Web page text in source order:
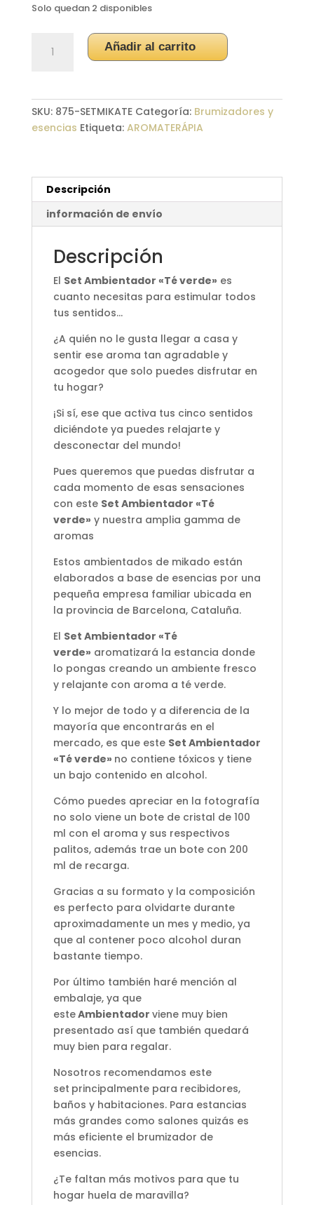
Solo quedan 2 disponibles
Ambientador
cantidad
Añadir al carrito
SKU: 875-SETMIKATE Categoría: Brumizadores y
esencias Etiqueta: AROMATERÁPIA
Descripción
información de envío
Descripción
El Set Ambientador «Té verde» es
cuanto necesitas para estimular todos
tus sentidos…
¿A quién no le gusta llegar a casa y
sentir ese aroma tan agradable y
acogedor que solo puedes disfrutar en
tu hogar?
¡Si sí, ese que activa tus cinco sentidos
diciéndote ya puedes relajarte y
desconectar del mundo!
Pues queremos que puedas disfrutar a
cada momento de esas sensaciones
con este Set Ambientador «Té
verde» y nuestra amplia gamma de
aromas
Estos ambientados de mikado están
elaborados a base de esencias por una
pequeña empresa familiar ubicada en
la provincia de Barcelona, Cataluña.
El Set Ambientador «Té
verde» aromatizará la estancia donde
lo pongas creando un ambiente fresco
y relajante con aroma a té verde.
Y lo mejor de todo y a diferencia de la
mayoría que encontrarás en el
mercado, es que este Set Ambientador
«Té verde» no contiene tóxicos y tiene
un bajo contenido en alcohol.
Cómo puedes apreciar en la fotografía
no solo viene un bote de cristal de 100
ml con el aroma y sus respectivos
palitos, además trae un bote con 200
ml de recarga.
Gracias a su formato y la composición
es perfecto para olvidarte durante
aproximadamente un mes y medio, ya
que al contener poco alcohol duran
bastante tiempo.
Por último también haré mención al
embalaje, ya que
esteAmbientador viene muy bien
presentado así que también quedará
muy bien para regalar.
Nosotros recomendamos este
set principalmente para recibidores,
baños y habitaciones. Para estancias
más grandes como salones quizás es
más eficiente el brumizador de
esencias.
¿Te faltan más motivos para que tu
hogar huela de maravilla?